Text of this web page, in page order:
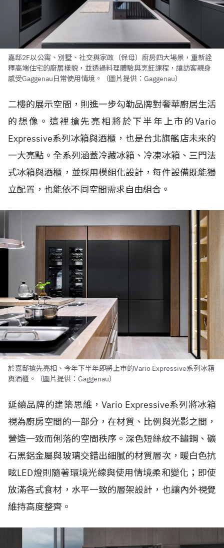
嘉邸2F以公寓、別墅、社交與家政（保母）廚房四大場景，重新詮
釋高端住宅的廚居樣貌，並透過料理體驗與烹飪課程，讓訪客親身
感受Gaggenau日常使用情境。（圖片提供：Gaggenau）
二樓的展示空間，則進一步勾勒品牌對奢華廚居生活
的想像。這裡搶先亮相將於下半年上市的Vario
Expressive系列冰箱與酒櫃，也是台北旗艦店未來的
一大亮點。全系列涵蓋冷藏冰箱、冷凍冰箱、三門法
式冰箱與酒櫃，並採用模組化設計，每件設備既能獨
立配置，也能依不同空間需求自由組合。
於嘉邸搶先亮相、今年下半年即將上市的Vario Expressive系列冰箱
與酒櫃。（圖片提供：Gaggenau）
延續品牌的建築思維，Vario Expressive系列將冰箱
視為廚房空間的一部分，在材質、比例與光影之間，
營造一致而俐落的空間秩序。深色短絲紋不鏽鋼、礦
石黑鋁金屬與玻璃交錯出細膩的材質層次，暖白色抗
眩LED燈則隨著環境光線與使用情境柔和變化；即使
放滿各式食材，水平一致的層架設計，也讓內外視覺
維持高度整齊。